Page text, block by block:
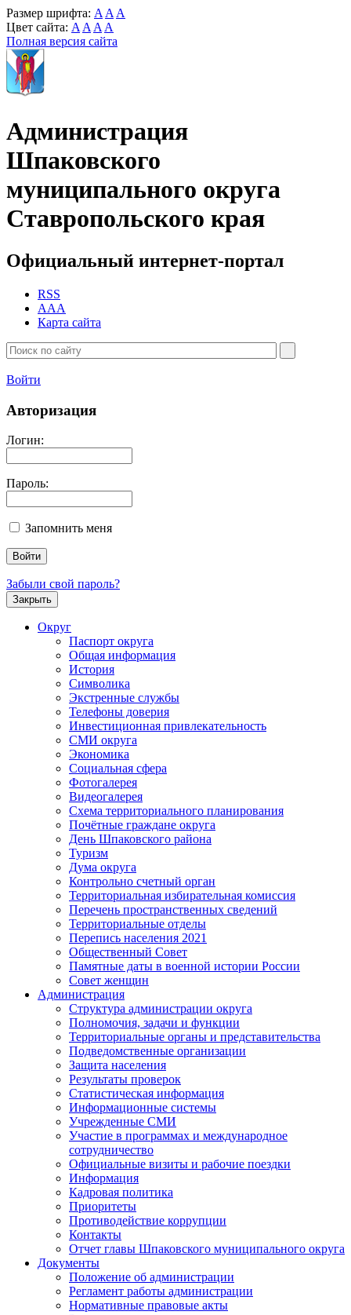
Размер шрифта: A A A
Цвет сайта: A A A A
Полная версия сайта
Администрация
Шпаковского
муниципального округа
Ставропольского края
Официальный интернет-портал
RSS
AAA
Карта сайта
Войти
Авторизация
Логин:
Пароль:
Запомнить меня
Забыли свой пароль?
Закрыть
Округ
Паспорт округа
Общая информация
История
Символика
Экстренные службы
Телефоны доверия
Инвестиционная привлекательность
СМИ округа
Экономика
Социальная сфера
Фотогалерея
Видеогалерея
Схема территориального планирования
Почётные граждане округа
День Шпаковского района
Туризм
Дума округа
Контрольно счетный орган
Территориальная избирательная комиссия
Перечень пространственных сведений
Территориальные отделы
Перепись населения 2021
Общественный Совет
Памятные даты в военной истории России
Совет женщин
Администрация
Структура администрации округа
Полномочия, задачи и функции
Территориальные органы и представительства
Подведомственные организации
Защита населения
Результаты проверок
Статистическая информация
Информационные системы
Учрежденные СМИ
Участие в программах и международное
сотрудничество
Официальные визиты и рабочие поездки
Информация
Кадровая политика
Приоритеты
Противодействие коррупции
Контакты
Отчет главы Шпаковского муниципального округа
Документы
Положение об администрации
Регламент работы администрации
Нормативные правовые акты